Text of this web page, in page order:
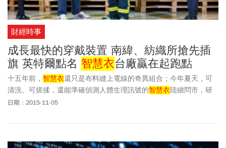
財經時事
成長最快的穿戴裝置 南緯、紡織所搶先插
旗 英特爾點名 智慧衣台廠贏在起跑點
十五年前， 智慧衣還只是布料縫上電線的奇異組合；今年夏天，可
清洗、可搓揉，還能準確偵測人體生理訊號的智慧衣陸續問市，研
究機構預測，二○二○年將有五十億美元產值，而在這波
日期：2015-11-05